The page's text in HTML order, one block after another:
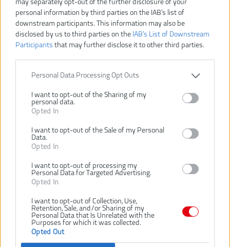
personal information by third parties on the IAB’s list of
downstream participants. This information may also be
disclosed by us to third parties on the IAB’s List of Downstream
Participants that may further disclose it to other third parties.
Personal Data Processing Opt Outs
I want to opt-out of the Sharing of my
personal data.
Opted In
I want to opt-out of the Sale of my Personal
Data.
Opted In
I want to opt-out of processing my
Personal Data for Targeted Advertising.
Opted In
I want to opt-out of Collection, Use,
Retention, Sale, and/or Sharing of my
Personal Data that Is Unrelated with the
Purposes for which it was collected.
Opted Out
Číslo produktu:
RDP18-0
Výrobca:
Ryobi
Typ tovaru:
Leštičky
Záruka:
24 mesiacov
Hmotnosť (bez aku):
1.3 kg
Hmotnosť vrátane aku:
Otáčky bez zaťaženia:
0-2800 / 0-7800 ot/m
Priemer kotúča:
Štandardné vybavenie:
leštiaca podložka, vlnená
podložka, čierna penová
podložka, brúsna podložka,
brúsny adaptér Roloc, 10ks
brúsnych papierov (2x zrnitosť